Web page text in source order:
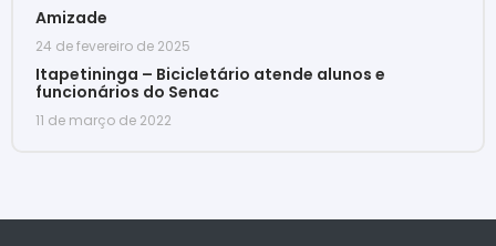
Amizade
24 de fevereiro de 2025
Itapetininga – Bicicletário atende alunos e
funcionários do Senac
11 de março de 2022